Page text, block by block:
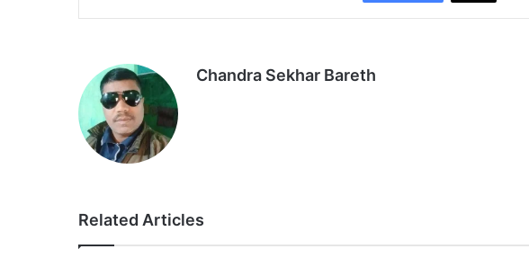
Chandra Sekhar Bareth
Related Articles